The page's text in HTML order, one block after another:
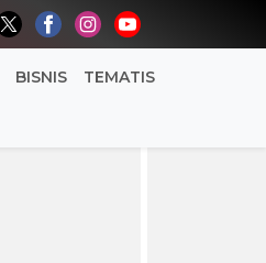
BISNIS TEMATIS